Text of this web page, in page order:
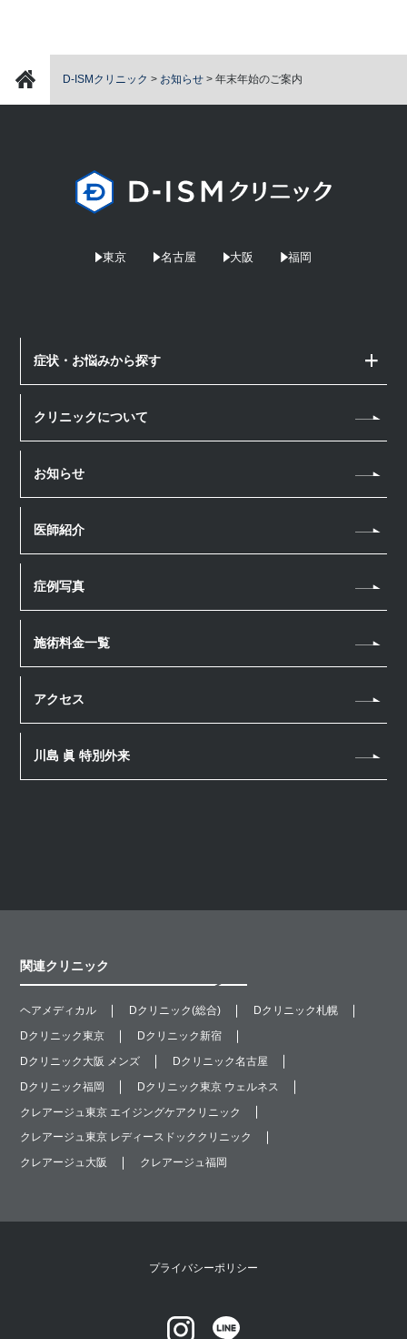
D-ISMクリニック > お知らせ > 年末年始のご案内
症状・お悩みから探す
しみ・そばかす
シワ
たるみ
肌質改善
毛穴
若返り・アンチエイジング
体のお悩み
若返り・アンチエイジング
医療瘦身
薄毛治療
幹細胞上清液 頭皮注射
ヘアアートメイク
医療脱毛
医療脱毛
クリニックについて
お知らせ
医師紹介
症例写真
施術料金一覧
アクセス
川島 眞 特別外来
東京 名古屋 大阪 福岡
関連クリニック
ヘアメディカル Dクリニック(総合)
Dクリニック札幌
Dクリニック東京
Dクリニック新宿
Dクリニック大阪 メンズ
Dクリニック名古屋
Dクリニック福岡
Dクリニック東京 ウェルネス
クレアージュ東京 エイジングケアクリニック
クレアージュ東京 レディースドッククリニック
クレアージュ大阪
クレアージュ福岡
プライバシーポリシー